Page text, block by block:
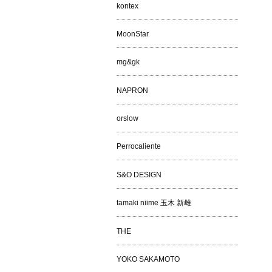
kontex
MoonStar
mg&gk
NAPRON
orslow
Perrocaliente
S&O DESIGN
tamaki niime 玉木 新雌
THE
YOKO SAKAMOTO